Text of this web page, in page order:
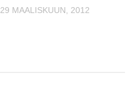
29 MAALISKUUN, 2012